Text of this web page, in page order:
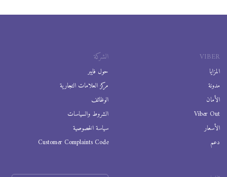
VIBER
المزايا
مدونة
الأمان
Viber Out
الأسعار
دعم
الشركة
حول فايبر
مركز العلامات التجارية
الوظائف
الشروط والسياسات
سياسة الخصوصية
Customer Complaints Code